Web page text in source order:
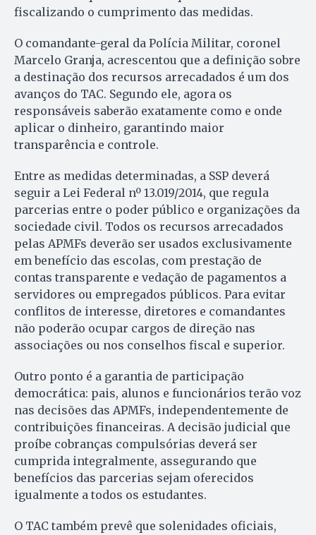
fiscalizando o cumprimento das medidas.
O comandante-geral da Polícia Militar, coronel
Marcelo Granja, acrescentou que a definição sobre
a destinação dos recursos arrecadados é um dos
avanços do TAC. Segundo ele, agora os
responsáveis saberão exatamente como e onde
aplicar o dinheiro, garantindo maior
transparência e controle.
Entre as medidas determinadas, a SSP deverá
seguir a Lei Federal nº 13.019/2014, que regula
parcerias entre o poder público e organizações da
sociedade civil. Todos os recursos arrecadados
pelas APMFs deverão ser usados exclusivamente
em benefício das escolas, com prestação de
contas transparente e vedação de pagamentos a
servidores ou empregados públicos. Para evitar
conflitos de interesse, diretores e comandantes
não poderão ocupar cargos de direção nas
associações ou nos conselhos fiscal e superior.
Outro ponto é a garantia de participação
democrática: pais, alunos e funcionários terão voz
nas decisões das APMFs, independentemente de
contribuições financeiras. A decisão judicial que
proíbe cobranças compulsórias deverá ser
cumprida integralmente, assegurando que
benefícios das parcerias sejam oferecidos
igualmente a todos os estudantes.
O TAC também prevê que solenidades oficiais,